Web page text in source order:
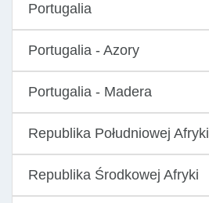
Portugalia
Portugalia - Azory
Portugalia - Madera
Republika Południowej Afryki
Republika Środkowej Afryki